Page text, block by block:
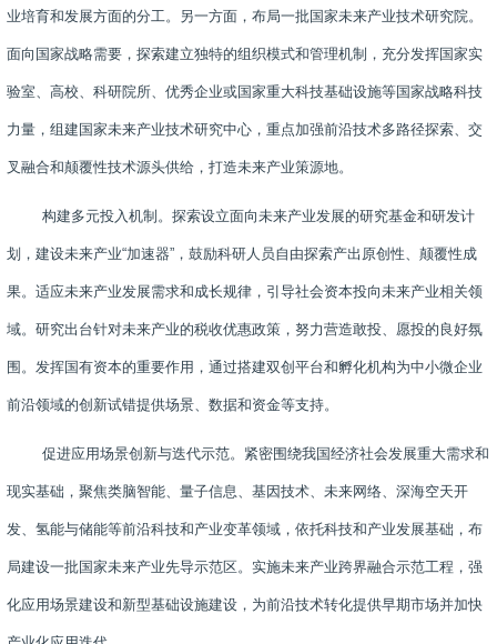
业培育和发展方面的分工。另一方面，布局一批国家未来产业技术研究院。
面向国家战略需要，探索建立独特的组织模式和管理机制，充分发挥国家实
验室、高校、科研院所、优秀企业或国家重大科技基础设施等国家战略科技
力量，组建国家未来产业技术研究中心，重点加强前沿技术多路径探索、交
叉融合和颠覆性技术源头供给，打造未来产业策源地。
构建多元投入机制。探索设立面向未来产业发展的研究基金和研发计
划，建设未来产业“加速器”，鼓励科研人员自由探索产出原创性、颠覆性成
果。适应未来产业发展需求和成长规律，引导社会资本投向未来产业相关领
域。研究出台针对未来产业的税收优惠政策，努力营造敢投、愿投的良好氛
围。发挥国有资本的重要作用，通过搭建双创平台和孵化机构为中小微企业
前沿领域的创新试错提供场景、数据和资金等支持。
促进应用场景创新与迭代示范。紧密围绕我国经济社会发展重大需求和
现实基础，聚焦类脑智能、量子信息、基因技术、未来网络、深海空天开
发、氢能与储能等前沿科技和产业变革领域，依托科技和产业发展基础，布
局建设一批国家未来产业先导示范区。实施未来产业跨界融合示范工程，强
化应用场景建设和新型基础设施建设，为前沿技术转化提供早期市场并加快